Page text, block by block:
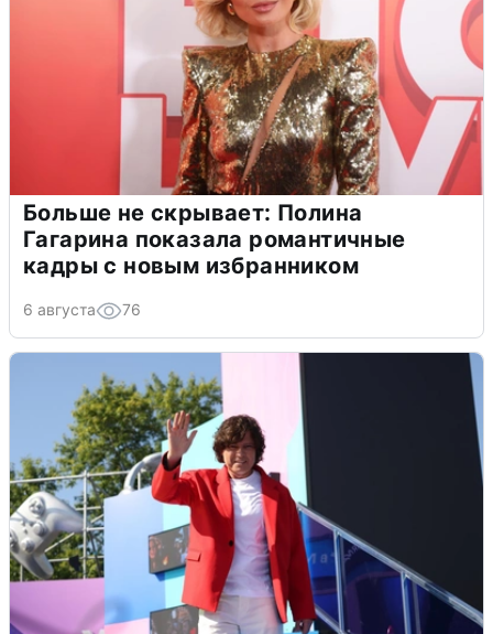
Больше не скрывает: Полина
Гагарина показала романтичные
кадры с новым избранником
6 августа 76